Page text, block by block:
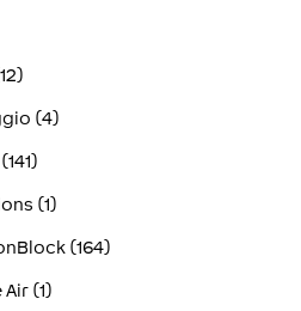
(4)
(1)
(164)
(1)